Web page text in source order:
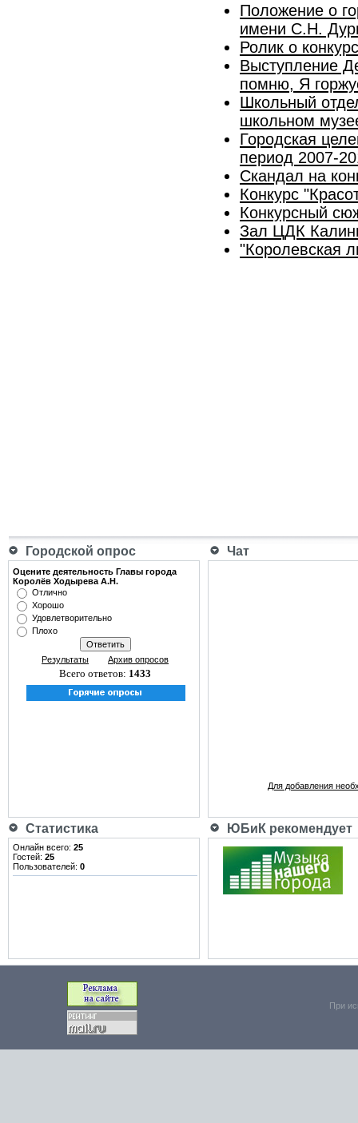
Положение о
имени С.Н.
Ролик о
Выступление
помню, Я
Школьный
школьном
Городская
период 2007-
Скандал на
Конкурс
Конкурсный
Зал ЦДК
"Королевская
Городской опрос Чат
Оцените деятельность Главы города
Королёв Ходырева А.Н.
Отлично
Хорошо
Удовлетворительно
Плохо
Результаты Архив опросов
Всего ответов: 1433
Для добавления
Статистика ЮБиК рекомендует
Онлайн всего: 25
Гостей: 25
Пользователей: 0
При